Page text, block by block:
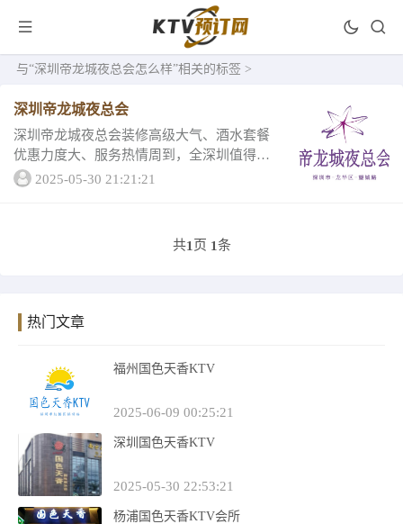
与“深圳帝龙城夜总会怎么样”相关的标签 >
深圳帝龙城夜总会
深圳帝龙城夜总会装修高级大气、酒水套餐
优惠力度大、服务热情周到，全深圳值得去
的深圳帝龙城夜总会消费情况和客户评分情
2025-05-30 21:21:21
共1 页 1条
热门文章
福州国色天香KTV
2025-06-09 00:25:21
深圳国色天香KTV
2025-05-30 22:53:21
杨浦国色天香KTV会所